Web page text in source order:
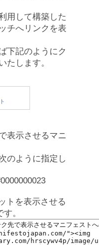
用して構築した
チへリンクを表
下記のようにク
たします。
表示させるマニ
のように指定し
トを表示させる
。